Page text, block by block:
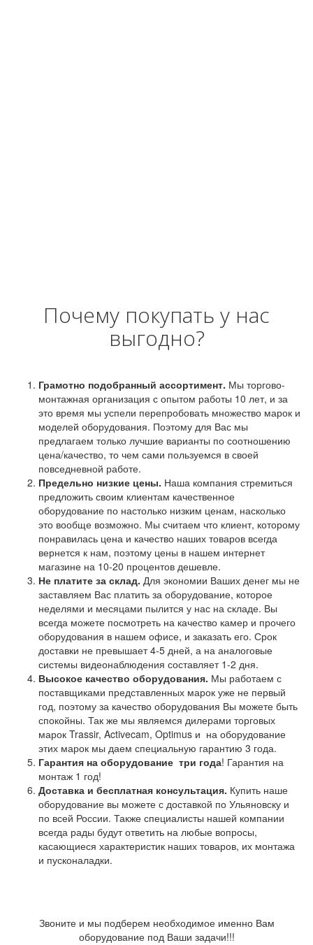
Почему покупать у нас
выгодно?
Грамотно подобранный ассортимент. Мы торгово-
монтажная организация с опытом работы 10 лет, и за
это время мы успели перепробовать множество марок и
моделей оборудования. Поэтому для Вас мы
предлагаем только лучшие варианты по соотношению
цена/качество, то чем сами пользуемся в своей
повседневной работе.
Предельно низкие цены. Наша компания стремиться
предложить своим клиентам качественное
оборудование по настолько низким ценам, насколько
это вообще возможно. Мы считаем что клиент, которому
понравилась цена и качество наших товаров всегда
вернется к нам, поэтому цены в нашем интернет
магазине на 10-20 процентов дешевле.
Не платите за склад. Для экономии Ваших денег мы не
заставляем Вас платить за оборудование, которое
неделями и месяцами пылится у нас на складе. Вы
всегда можете посмотреть на качество камер и прочего
оборудования в нашем офисе, и заказать его. Срок
доставки не превышает 4-5 дней, а на аналоговые
системы видеонаблюдения составляет 1-2 дня.
Высокое качество оборудования. Мы работаем с
поставщиками представленных марок уже не первый
год, поэтому за качество оборудования Вы можете быть
спокойны. Так же мы являемся дилерами торговых
марок Trassir, Activecam, Optimus и на оборудование
этих марок мы даем специальную гарантию 3 года.
Гарантия на оборудование три года! Гарантия на
монтаж 1 год!
Доставка и бесплатная консультация. Купить наше
оборудование вы можете с доставкой по Ульяновску и
по всей России. Также специалисты нашей компании
всегда рады будут ответить на любые вопросы,
касающиеся характеристик наших товаров, их монтажа
и пусконаладки.
Звоните и мы подберем необходимое именно Вам
оборудование под Ваши задачи!!!